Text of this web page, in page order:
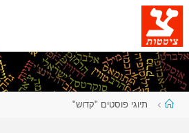
דלגו
לתוכן
עמודתיוגי פוסטים "קדוש"